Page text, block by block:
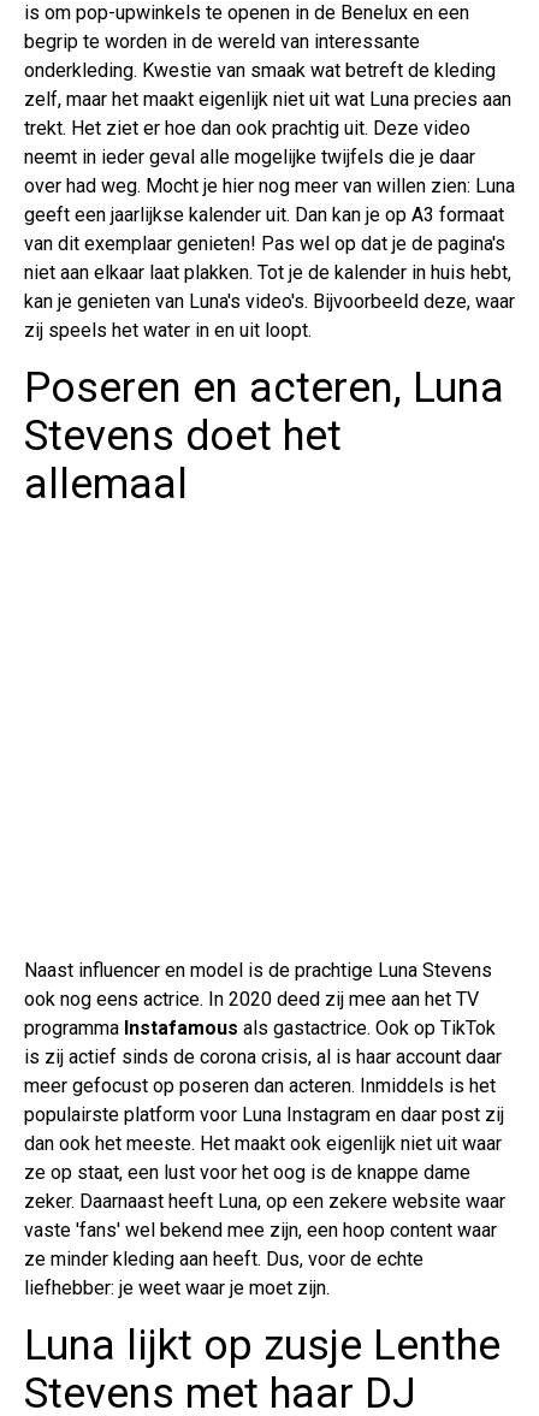
is om pop-upwinkels te openen in de Benelux en een
begrip te worden in de wereld van interessante
onderkleding. Kwestie van smaak wat betreft de kleding
zelf, maar het maakt eigenlijk niet uit wat Luna precies aan
trekt. Het ziet er hoe dan ook prachtig uit. Deze video
neemt in ieder geval alle mogelijke twijfels die je daar
over had weg. Mocht je hier nog meer van willen zien: Luna
geeft een jaarlijkse kalender uit. Dan kan je op A3 formaat
van dit exemplaar genieten! Pas wel op dat je de pagina's
niet aan elkaar laat plakken. Tot je de kalender in huis hebt,
kan je genieten van Luna's video's. Bijvoorbeeld deze, waar
zij speels het water in en uit loopt.
Poseren en acteren, Luna
Stevens doet het
allemaal
Naast influencer en model is de prachtige Luna Stevens
ook nog eens actrice. In 2020 deed zij mee aan het TV
programma Instafamous als gastactrice. Ook op TikTok
is zij actief sinds de corona crisis, al is haar account daar
meer gefocust op poseren dan acteren. Inmiddels is het
populairste platform voor Luna Instagram en daar post zij
dan ook het meeste. Het maakt ook eigenlijk niet uit waar
ze op staat, een lust voor het oog is de knappe dame
zeker. Daarnaast heeft Luna, op een zekere website waar
vaste 'fans' wel bekend mee zijn, een hoop content waar
ze minder kleding aan heeft. Dus, voor de echte
liefhebber: je weet waar je moet zijn.
Luna lijkt op zusje Lenthe
Stevens met haar DJ